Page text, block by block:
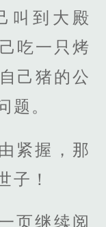
叫到大殿
吃一只烤
己猪的公
题。
紧握，那
子！
页继续阅